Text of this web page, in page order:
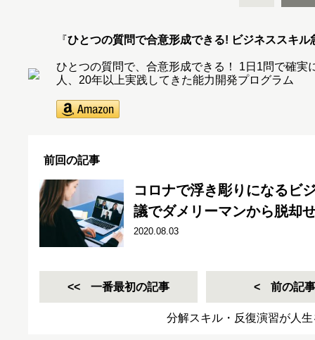
『ひとつの質問で合意形成できる! ビジネススキル
ひとつの質問で、合意形成できる！ 1日1問で確実
人、20年以上実践してきた能力開発プログラム
前回の記事
コロナで浮き彫りになるビ
議でダメリーマンから脱却
2020.08.03
一番最初の記事 前の記事
分解スキル・反復演習が人